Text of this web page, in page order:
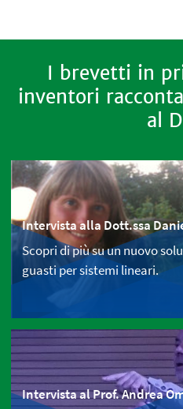
I brevetti in
inventori
al
Intervista alla Dott.ssa
Scopri di più su un nuovo
guasti per sistemi lineari.
Intervista al Prof. Andrea